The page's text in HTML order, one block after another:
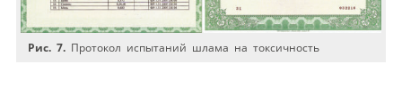
Рис. 7. Протокол испытаний шлама на токсичность